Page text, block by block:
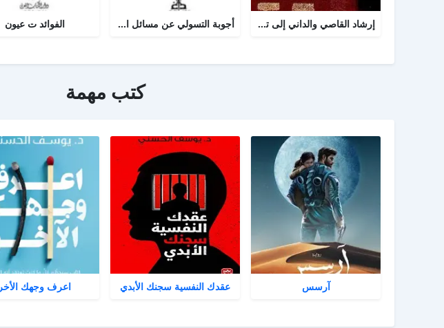
إرشاد القاصي والداني إلى تراجم شيوخ الطبراني أجوبة التسولي عن مسائل الأمير عبد القادر في الجهاد الفوائد ت عيون
كتب مهمة
آرسس عقدك النفسية سجنك الأبدي اعرف وجهك الأخر